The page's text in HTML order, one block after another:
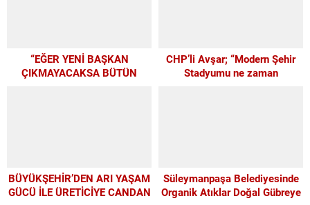
“EĞER YENİ BAŞKAN
ÇIKMAYACAKSA BÜTÜN
CHP’li Avşar; “Modern Şehir
Stadyumu ne zaman
BÜYÜKŞEHİR’DEN ARI YAŞAM
GÜCÜ İLE ÜRETİCİYE CANDAN
Süleymanpaşa Belediyesinde
Organik Atıklar Doğal Gübreye